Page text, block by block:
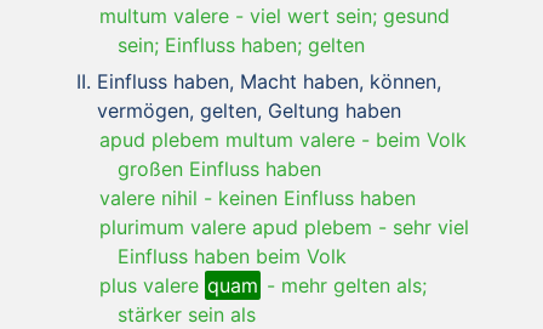
multum valere - viel wert sein; gesund
sein; Einfluss haben; gelten
Einfluss haben, Macht haben, können,
vermögen, gelten, Geltung haben
apud plebem multum valere - beim Volk
großen Einfluss haben
valere nihil - keinen Einfluss haben
plurimum valere apud plebem - sehr viel
Einfluss haben beim Volk
plus valere quam - mehr gelten als;
stärker sein als